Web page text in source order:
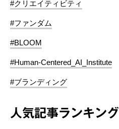
#クリエイティビティ
#ファンダム
#BLOOM
#Human-Centered_AI_Institute
#ブランディング
人気記事ランキング